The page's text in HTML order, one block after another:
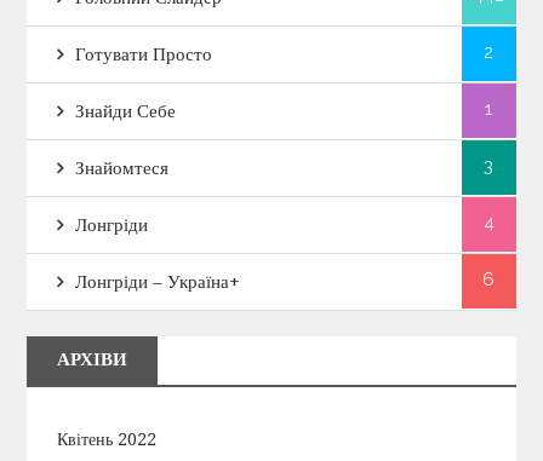
і
я
з
а
п
и
Готувати Просто 2
Знайди Себе 1
Знайомтеся 3
Лонгріди 4
Лонгріди – Україна+ 6
АРХІВИ
Квітень 2022